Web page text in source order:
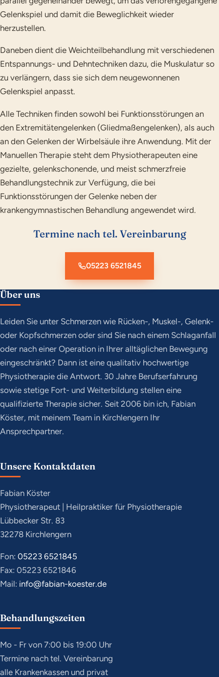
Gelenkspiel und damit die Beweglichkeit wieder
herzustellen.
Daneben dient die Weichteilbehandlung mit verschiedenen
Entspannungs- und Dehntechniken dazu, die Muskulatur so
zu verlängern, dass sie sich dem neugewonnenen
Gelenkspiel anpasst.
Alle Techniken finden sowohl bei Funktionsstörungen an
den Extremitätengelenken (Gliedmaßengelenken), als auch
an den Gelenken der Wirbelsäule ihre Anwendung. Mit der
Manuellen Therapie steht dem Physiotherapeuten eine
gezielte, gelenkschonende, und meist schmerzfreie
Behandlungstechnik zur Verfügung, die bei
Funktionsstörungen der Gelenke neben der
krankengymnastischen Behandlung angewendet wird.
Termine nach tel. Vereinbarung
05223 6521845
Über uns
Leiden Sie unter Schmerzen wie Rücken-, Muskel-, Gelenk-
oder Kopfschmerzen oder sind Sie nach einem Schlaganfall
oder nach einer Operation in Ihrer alltäglichen Bewegung
eingeschränkt? Dann ist eine qualitativ hochwertige
Physiotherapie die Antwort. 30 Jahre Berufserfahrung
sowie stetige Fort- und Weiterbildung stellen eine
qualifizierte Therapie sicher. Seit 2006 bin ich, Fabian
Köster, mit meinem Team in Kirchlengern Ihr
Ansprechpartner.
Unsere Kontaktdaten
Fabian Köster
Physiotherapeut | Heilpraktiker für Physiotherapie
Lübbecker Str. 83
32278 Kirchlengern
Fon: 05223 6521845
Fax: 05223 6521846
Mail: info@fabian-koester.de
Behandlungszeiten
Mo - Fr von 7:00 bis 19:00 Uhr
Termine nach tel. Vereinbarung
alle Krankenkassen und privat